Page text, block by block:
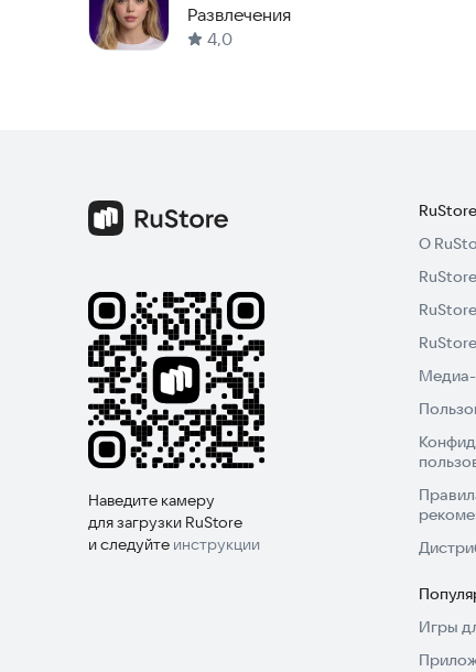
виртуальная подруга –
ЕваAI
Развлечения
4,0
Наведите камеру
для загрузки RuStore
и следуйте инструкции
О
Медиа-
Игры